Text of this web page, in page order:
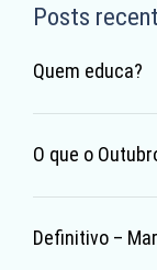
Posts
Quem educa?
O que o
Definitivo –